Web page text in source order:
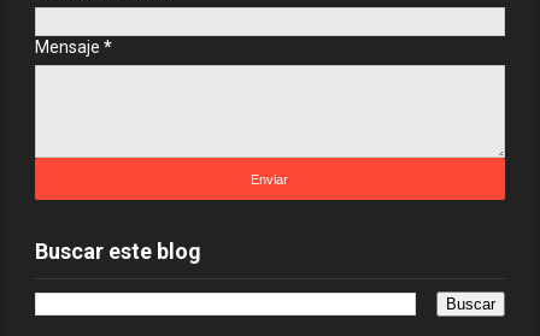
Mensaje *
Buscar este blog